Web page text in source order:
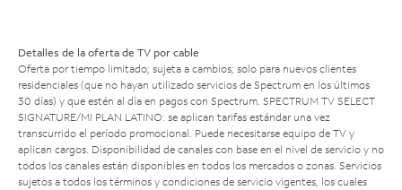
Detalles de la oferta de TV por cable
Oferta por tiempo limitado; sujeta a cambios; solo para nuevos clientes
residenciales (que no hayan utilizado servicios de Spectrum en los últimos
30 días) y que estén al día en pagos con Spectrum. SPECTRUM TV SELECT
SIGNATURE/MI PLAN LATINO: se aplican tarifas estándar una vez
transcurrido el período promocional. Puede necesitarse equipo de TV y
aplican cargos. Disponibilidad de canales con base en el nivel de servicio y no
todos los canales están disponibles en todos los mercados o zonas. Servicios
sujetos a todos los términos y condiciones de servicio vigentes, los cuales